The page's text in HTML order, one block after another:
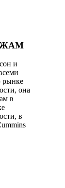
и
рынке
она
в
в